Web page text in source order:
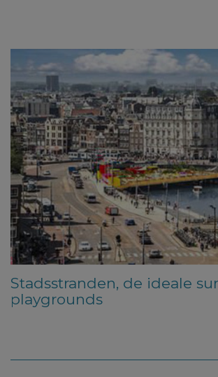
Stadsstranden, de ideale
playgrounds